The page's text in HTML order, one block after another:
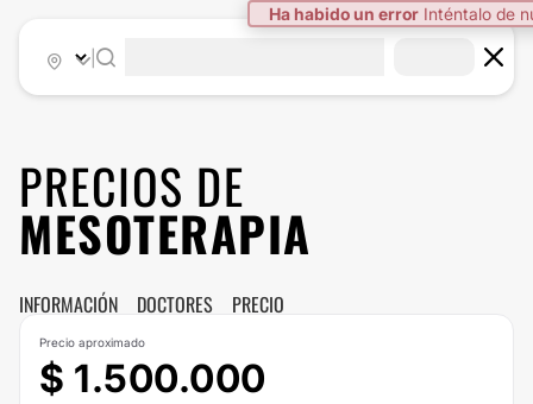
Ha habido un error Inténtalo de
PRECIOS DE
MESOTERAPIA
INFORMACIÓN DOCTORES PRECIO
Precio aproximado
$ 1.500.000